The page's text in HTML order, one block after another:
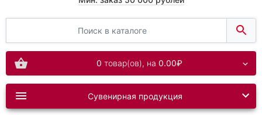
0 товар(ов), на 0.00₽
Сувенирная продукция